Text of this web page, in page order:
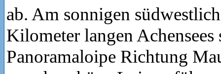
ab. Am sonnigen
Kilometer langen
Panoramaloipe Richtung